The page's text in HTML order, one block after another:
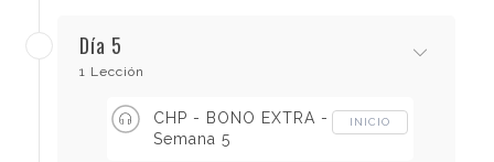
Día 5
1 Lección
CHP - BONO EXTRA -
Semana 5
INICIO